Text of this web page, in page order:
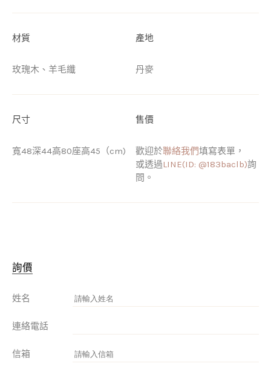
材質
玫瑰木、羊毛纖
產地
丹麥
尺寸
寬48深44高80座高45（cm)
售價
歡迎於聯絡我們填寫表單，
或透過LINE(ID: @183baclb)詢
問。
詢價
姓名
連絡電話
信箱